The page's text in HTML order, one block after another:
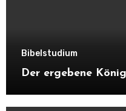
Bibelstudium
Der ergebene